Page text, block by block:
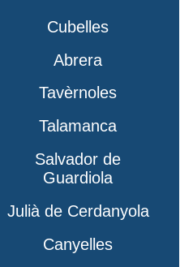
Cubelles
Abrera
Tavèrnoles
Talamanca
Salvador de
Guardiola
Julià de Cerdanyola
Canyelles